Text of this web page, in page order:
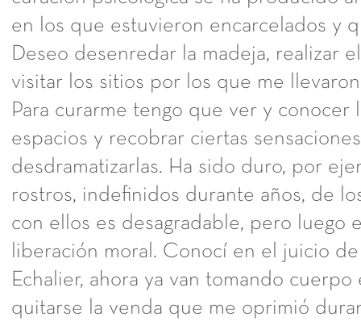
en los que estuvieron encarcelados y
Deseo desenredar la madeja, realizar
visitar los sitios por los que me
Para curarme tengo que ver y conocer
espacios y recobrar ciertas
desdramatizarlas. Ha sido duro, por
rostros, indefinidos durante años, de
con ellos es desagradable, pero luego
liberación moral. Conocí en el juicio de
Echalier, ahora ya van tomando cuerpo
quitarse la venda que me oprimió